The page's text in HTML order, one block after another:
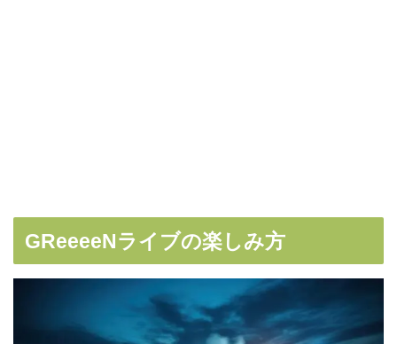
GReeeeNライブの楽しみ方